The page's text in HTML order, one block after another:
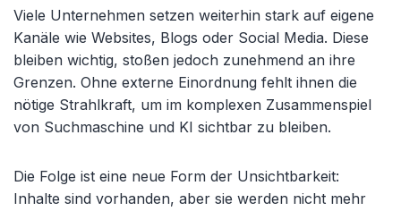
Viele Unternehmen setzen weiterhin stark auf eigene
Kanäle wie Websites, Blogs oder Social Media. Diese
bleiben wichtig, stoßen jedoch zunehmend an ihre
Grenzen. Ohne externe Einordnung fehlt ihnen die
nötige Strahlkraft, um im komplexen Zusammenspiel
von Suchmaschine und KI sichtbar zu bleiben.
Die Folge ist eine neue Form der Unsichtbarkeit:
Inhalte sind vorhanden, aber sie werden nicht mehr